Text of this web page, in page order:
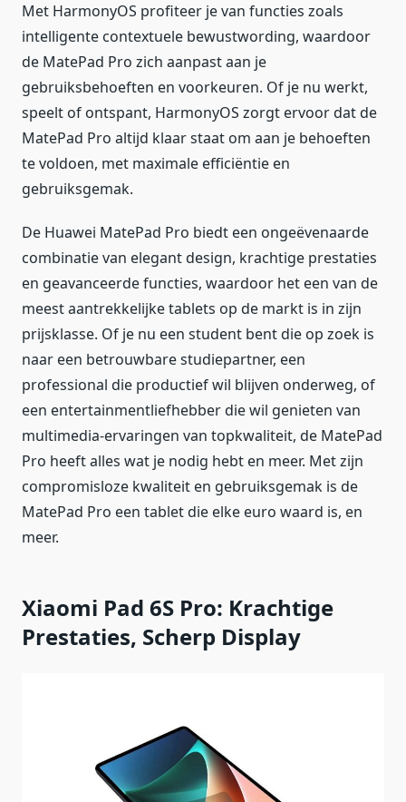
Met HarmonyOS profiteer je van functies zoals
intelligente contextuele bewustwording, waardoor
de MatePad Pro zich aanpast aan je
gebruiksbehoeften en voorkeuren. Of je nu werkt,
speelt of ontspant, HarmonyOS zorgt ervoor dat de
MatePad Pro altijd klaar staat om aan je behoeften
te voldoen, met maximale efficiëntie en
gebruiksgemak.
De Huawei MatePad Pro biedt een ongeëvenaarde
combinatie van elegant design, krachtige prestaties
en geavanceerde functies, waardoor het een van de
meest aantrekkelijke tablets op de markt is in zijn
prijsklasse. Of je nu een student bent die op zoek is
naar een betrouwbare studiepartner, een
professional die productief wil blijven onderweg, of
een entertainmentliefhebber die wil genieten van
multimedia-ervaringen van topkwaliteit, de MatePad
Pro heeft alles wat je nodig hebt en meer. Met zijn
compromisloze kwaliteit en gebruiksgemak is de
MatePad Pro een tablet die elke euro waard is, en
meer.
Xiaomi Pad 6S Pro: Krachtige
Prestaties, Scherp Display